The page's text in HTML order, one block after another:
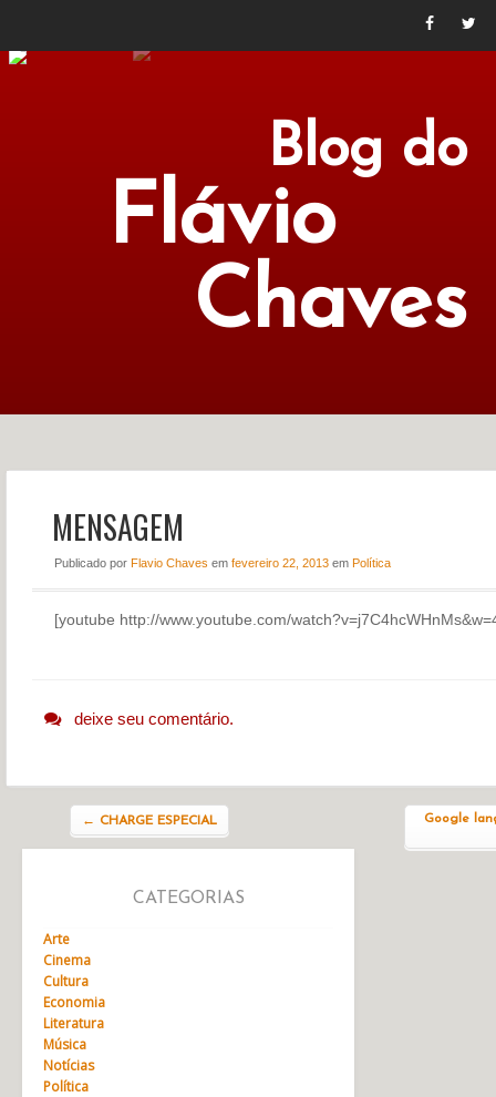
Blog do
Flávio
Chaves
CONTATO
MENSAGEM
Publicado por Flavio Chaves em fevereiro 22, 2013em Política
[youtube http://www.youtube.com/
deixe seu comentário.
← CHARGE ESPECIAL Google
CATEGORIAS
Arte
Cinema
Cultura
Economia
Literatura
Música
Notícias
Política